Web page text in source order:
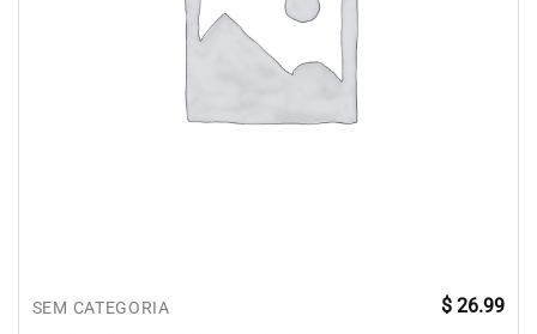
SEM CATEGORIA $ 26.99